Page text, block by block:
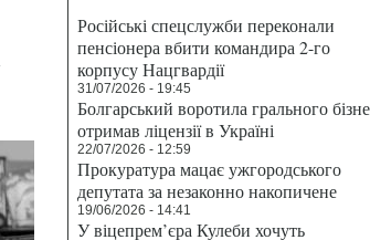
Російські спецслужби переконали
пенсіонера вбити командира 2-го
корпусу Нацгвардії
31/07/2026 - 19:45
Болгарський воротила грального
отримав ліцензії в Україні
22/07/2026 - 12:59
Прокуратура мацає ужгородського
депутата за незаконно накопичене
19/06/2026 - 14:41
У віцепрем’єра Кулеби хочуть